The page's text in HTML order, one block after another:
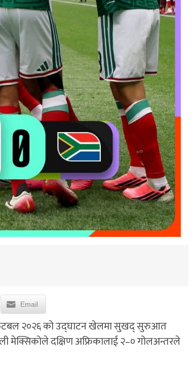
Email
फुटबल २०२६ को उद्घाटन खेलमा सुखद् सुरुआत
मेक्सिकोले दक्षिण अफ्रिकालाई २–० गोलअन्तरले